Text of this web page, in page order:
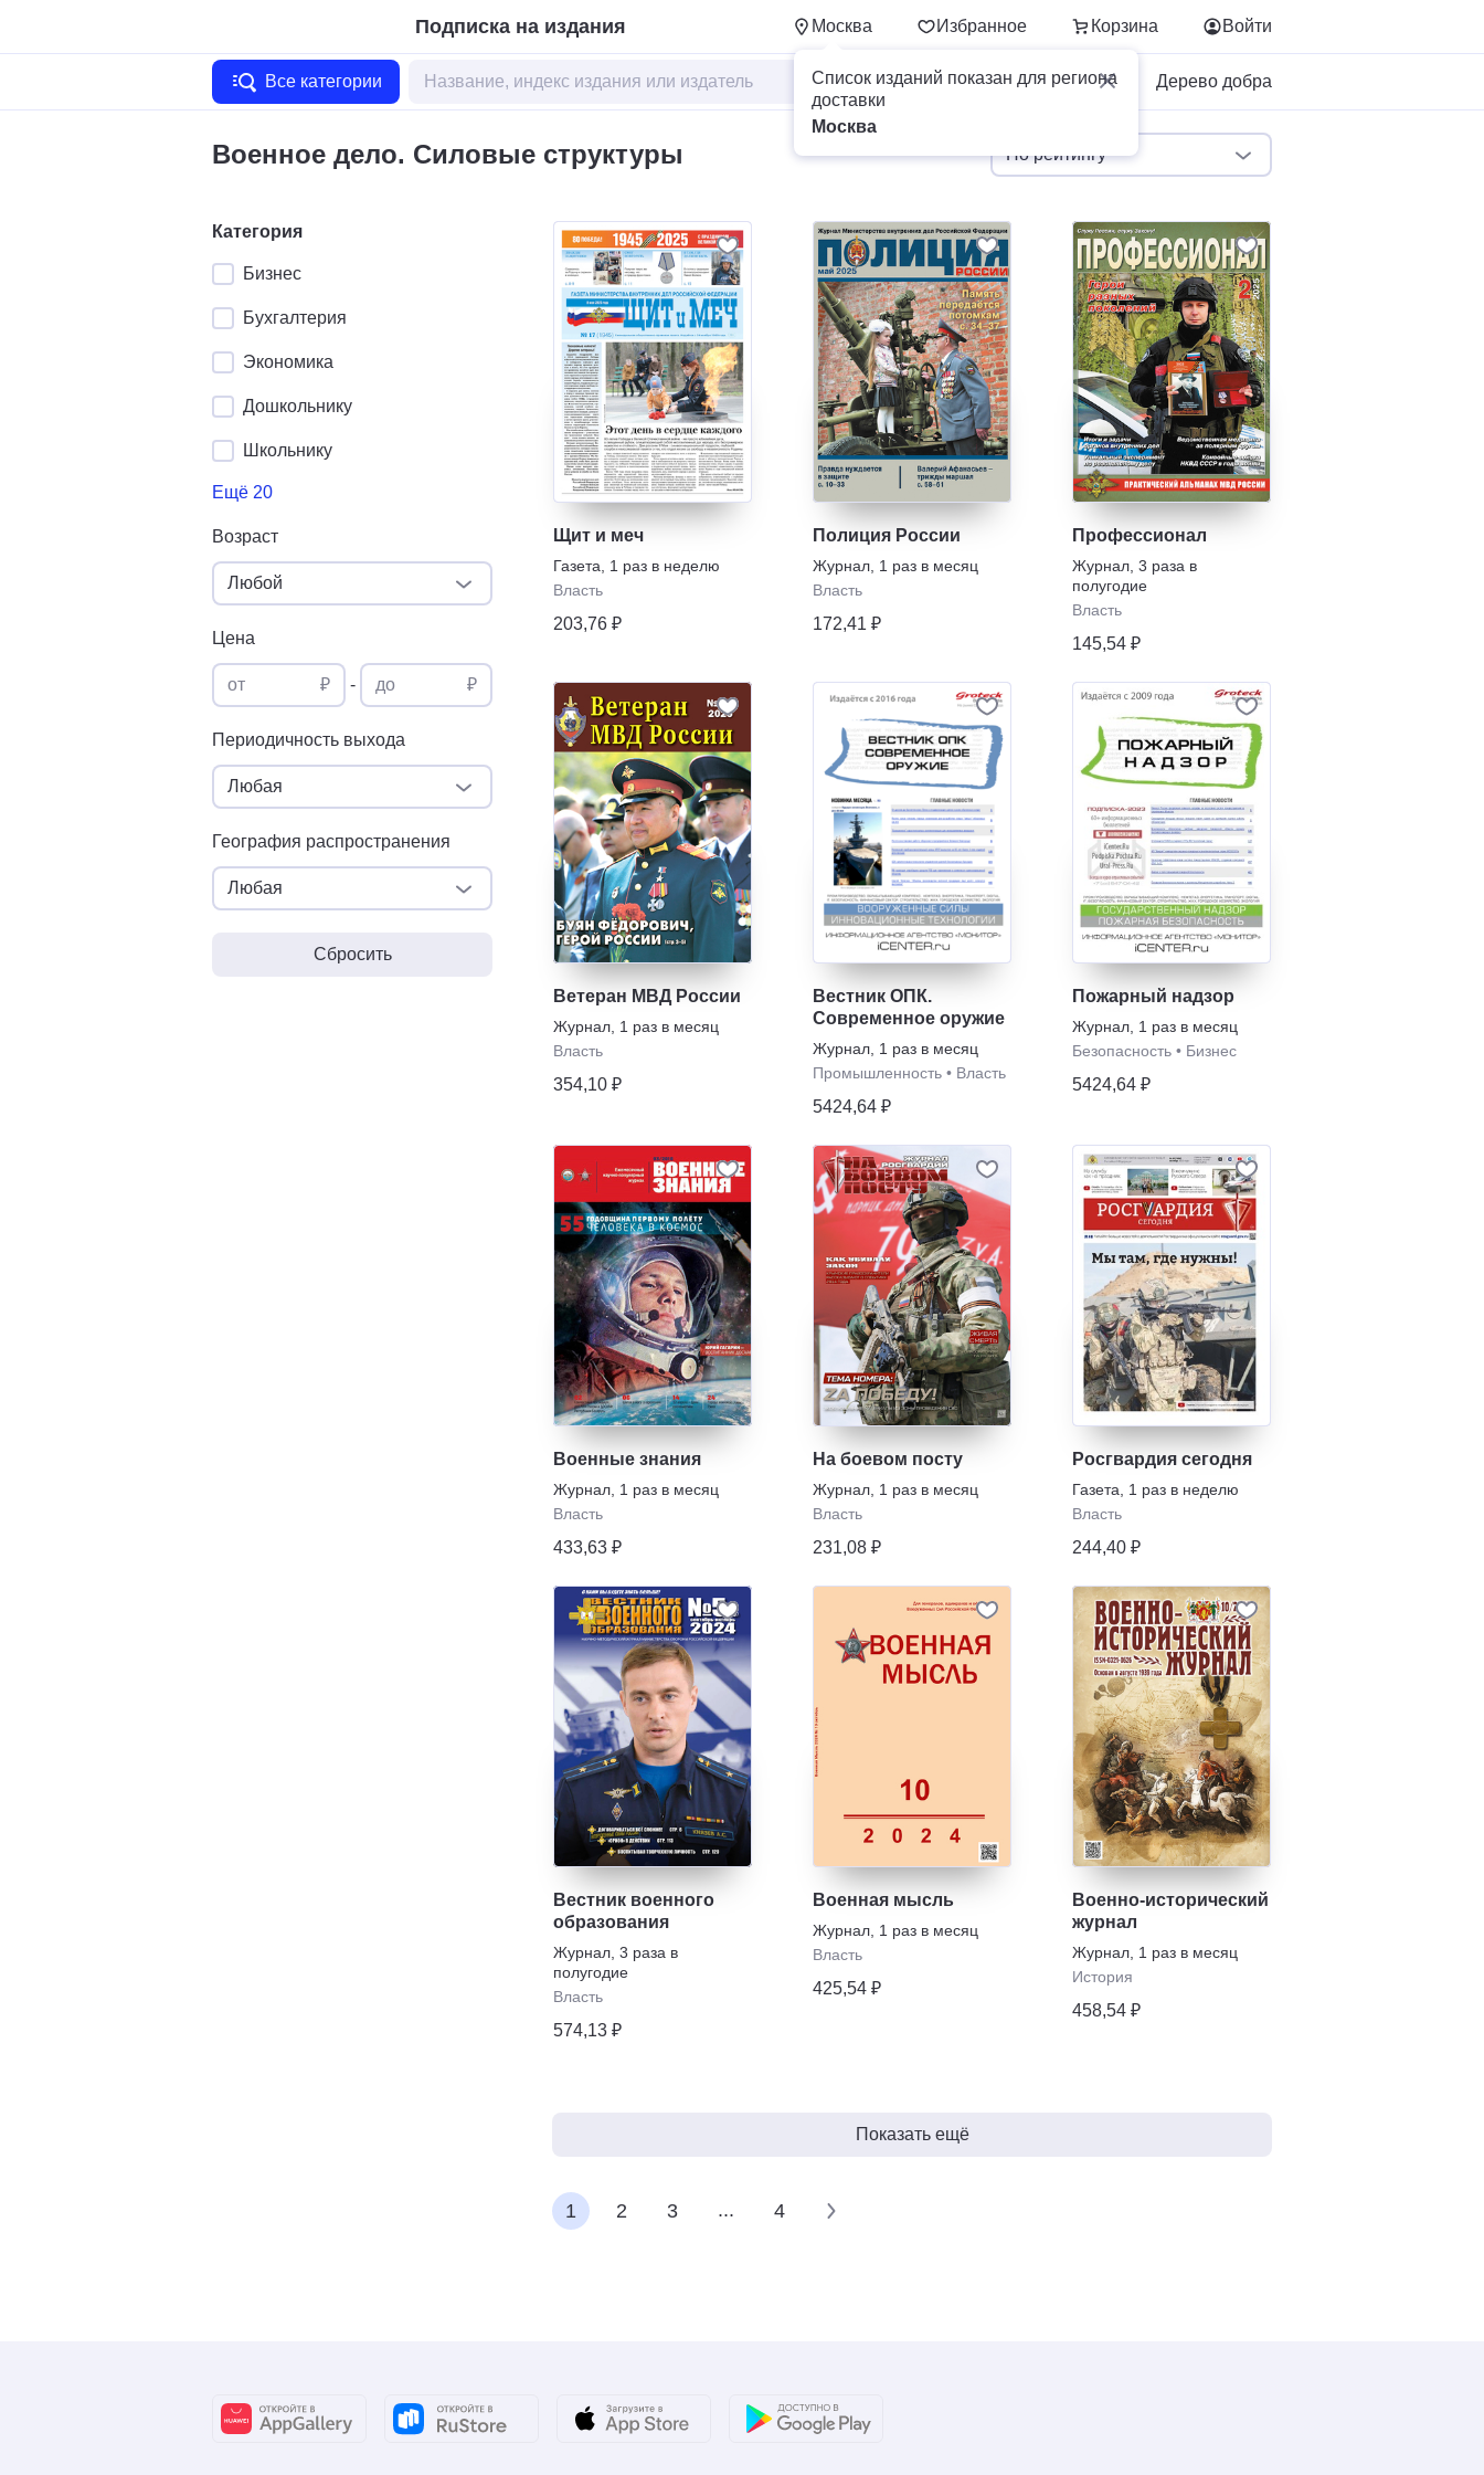
Подписка на издания Москва Избранное Корзина
Список изданий показан для региона
доставки
Москва
Войти
Все категории Для бизнеса Дерево добра
Военное дело. Силовые структуры По рейтингу
Категория
Бизнес
Бухгалтерия
Экономика
Дошкольнику
Школьнику
Ещё 20
Возраст
Любой
Цена
от ₽ - до ₽
Периодичность выхода
Любая
География распространения
Любая
Сбросить
Щит и меч
Газета
1 раз в неделю
Власть
203,76 ₽
Полиция России
Журнал, 1 раз в месяц
Власть
172,41 ₽
Профессионал
Журнал ,3 раза в
полугодие
Власть
145,54 ₽
Ветеран МВД России
Журнал, 1 раз в месяц
Власть
354,10 ₽
Вестник ОПК.
Современное оружие
Журнал, 1 раз в месяц
Промышленность• Власть
5424,64 ₽
Пожарный надзор
Журнал 1 раз в месяц
Безопасность • Бизнес
5424,64 ₽
Военные знания
Журнал, 1 раз в месяц
Власть
433,63 ₽
На боевом посту
Журнал, 1 раз в месяц
Власть
231,08 ₽
Росгвардия сегодня
Газета
1 раз в неделю
Власть
244,40 ₽
Вестник военного
образования
Журнал, 3 раза в
полугодие
Власть
574,13 ₽
Военная мысль
Журнал, 1 раз в месяц
Власть
425,54 ₽
Военно-исторический
журнал
Журнал 1 раз в месяц
История
458,54 ₽
Показать ещё
1 2 3 ... 4